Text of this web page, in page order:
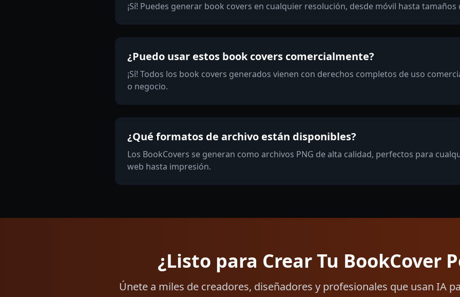
¡Sí! Puedes generar book covers en cualquier resolución, desde móvil hasta tamaños
¿Puedo usar estos book covers comercialmente?
¡Sí! Todos los book covers generados vienen con derechos completos de uso
o negocio.
¿Qué formatos de archivo están disponibles?
Los BookCovers se generan como archivos PNG de alta calidad, perfectos para
web hasta impresión.
¿Listo para Crear Tu BookCover
Únete a miles de creadores, diseñadores y profesionales que usan IA